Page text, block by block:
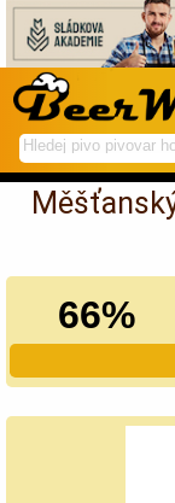
hledej
na
BeerWeb
spustí
hledání
66%